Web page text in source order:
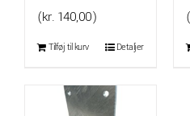
(kr. 140,00)
Tilføj til kurv Detaljer
(